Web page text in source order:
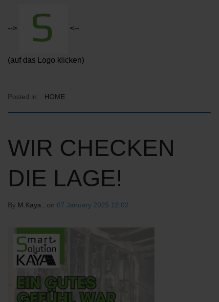
--> <--
(auf das Logo klicken)
Posted in: HOME
WIR CHECKEN
DIE LAGE!
By M.Kaya , on 07 January 2025 12:02